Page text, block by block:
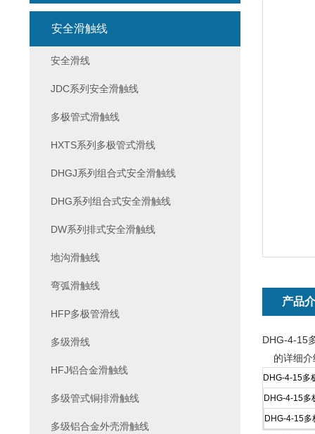
产品
DHG-4-15
的详细介
DHG-4-15多
DHG-4-15多
DHG-4-15多
安全滑触线
安全滑线
JDC系列安全滑触线
多极管式滑触线
HXTS系列多极管式滑线
DHGJ系列组合式安全滑触线
DHG系列组合式安全滑触线
DW系列排式安全滑触线
地沟滑触线
弯弧滑触线
HFP多极管滑线
多级滑线
HFJ铝合金滑触线
多级管式铜排滑触线
多级铝合金外壳滑触线